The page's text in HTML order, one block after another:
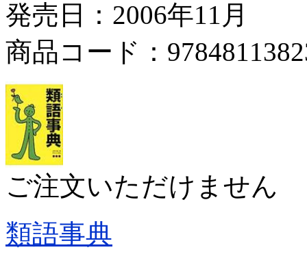
発売日：2006年11月
商品コード：
ご注文いただけません
類語事典